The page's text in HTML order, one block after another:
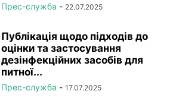
Прес-служба - 22.07.2025
Публікація щодо підходів до
оцінки та застосування
дезінфекційних засобів для
питної...
Прес-служба - 17.07.2025